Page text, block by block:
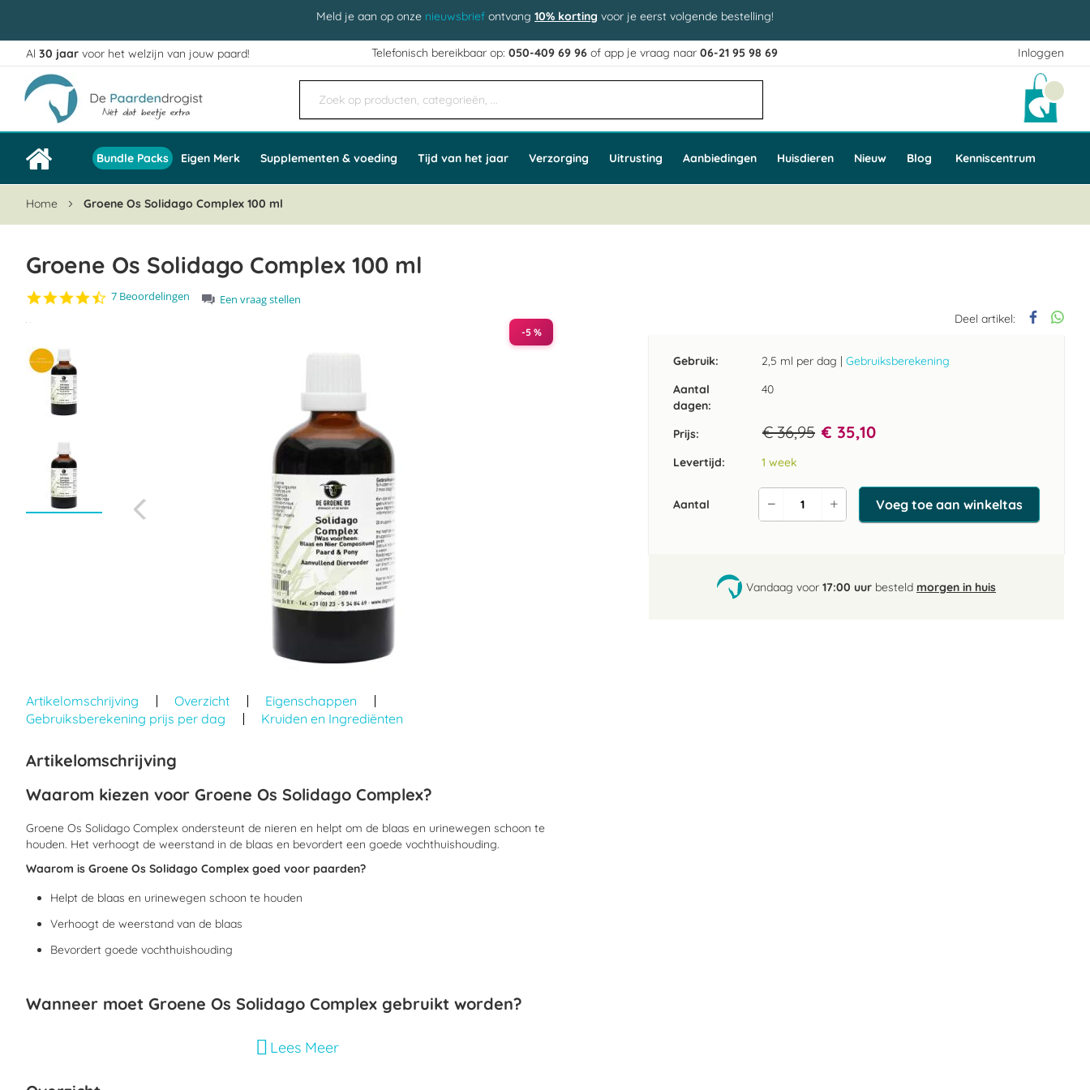
Meld je aan op onze nieuwsbrief ontvang 10% korting voor je eerst volgende bestelling!
Inloggen
Ga
naar
de
inhoud
Al 30 jaar voor het welzijn van jouw paard! Telefonisch bereikbaar op:050-409 69 96 of app je vraag naar06-21 95 98 69
Bundle Packs Eigen Merk Supplementen & voeding Tijd van het jaar Verzorging Uitrusting Aanbiedingen Huisdieren Nieuw Blog Kenniscentrum
Home Groene Os Solidago Complex 100 ml
Groene Os Solidago Complex 100 ml
4.3
7 Beoordelingen
Een vraag stellen
Deel artikel:
Gebruik: 2,5 ml per dag | Gebruiksberekening
Aantal
dagen:
40
Prijs: € 36,95 € 35,10
Levertijd: 1 week
Aantal
Verhoog
de
Verlaag
de
Voeg toe aan winkeltas
Vandaag voor 17:00 uur besteld morgen in huis
-5 %
het
einde
afbeeldingen-
naar
het
begin
de
gallerij
Artikelomschrijving Overzicht
Eigenschappen
Gebruiksberekening prijs per dag
Kruiden en Ingrediënten
Artikelomschrijving
Waarom kiezen voor Groene Os Solidago Complex?
Groene Os Solidago Complex ondersteunt de nieren en helpt om de blaas en urinewegen schoon te
houden. Het verhoogt de weerstand in de blaas en bevordert een goede vochthuishouding.
Waarom is Groene Os Solidago Complex goed voor paarden?
Helpt de blaas en urinewegen schoon te houden
Verhoogt de weerstand van de blaas
Bevordert goede vochthuishouding
Wanneer moet Groene Os Solidago Complex gebruikt worden?
Groene Os Solidago Complex wordt met name gebruikt om de blaas en urine wegen schoon te houden
Lees Meer